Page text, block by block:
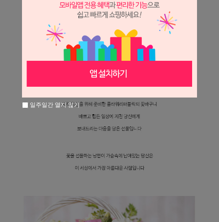
일주일간 열지 않기